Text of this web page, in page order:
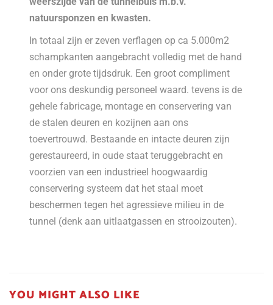
natuursponzen en kwasten.
In totaal zijn er zeven verflagen op ca 5.000m2
schampkanten aangebracht volledig met de hand
en onder grote tijdsdruk. Een groot compliment
voor ons deskundig personeel waard. tevens is de
gehele fabricage, montage en conservering van
de stalen deuren en kozijnen aan ons
toevertrouwd. Bestaande en intacte deuren zijn
gerestaureerd, in oude staat teruggebracht en
voorzien van een industrieel hoogwaardig
conservering systeem dat het staal moet
beschermen tegen het agressieve milieu in de
tunnel (denk aan uitlaatgassen en strooizouten).
YOU MIGHT ALSO LIKE